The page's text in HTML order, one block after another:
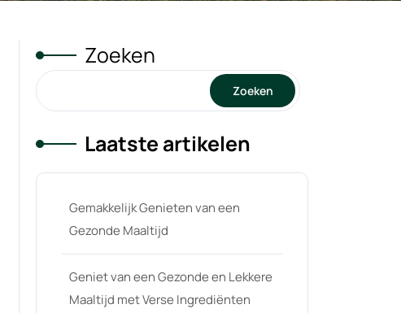
Zoeken
Zoeken
Laatste artikelen
Gemakkelijk Genieten van een
Gezonde Maaltijd
Geniet van een Gezonde en Lekkere
Maaltijd met Verse Ingrediënten